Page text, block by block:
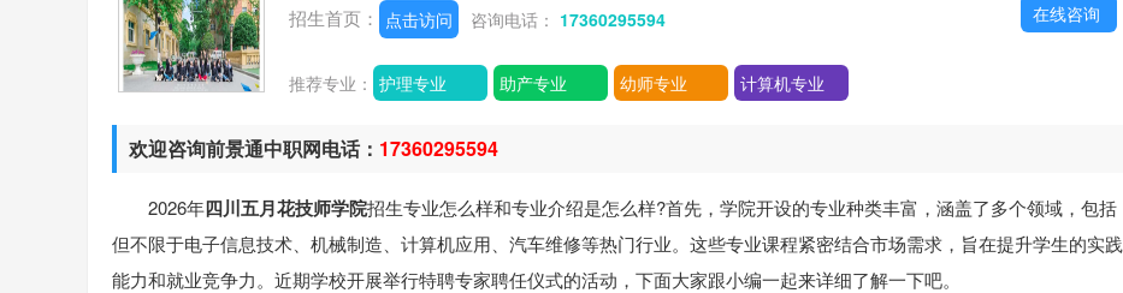
招生首页： 点击访问 咨询电话： 17360295594
推荐专业： 护理专业 助产专业 幼师专业 计算机专业
在线咨询
欢迎咨询前景通中职网电话： 17360295594
2026年四川五月花技师学院招生专业怎么样和专业介绍是怎么样?首先，学院开设的专业种类丰富，涵盖了多个领域，包括
但不限于电子信息技术、机械制造、计算机应用、汽车维修等热门行业。这些专业课程紧密结合市场需求，旨在提升学生的实践
能力和就业竞争力。近期学校开展举行特聘专家聘任仪式的活动，下面大家跟小编一起来详细了解一下吧。